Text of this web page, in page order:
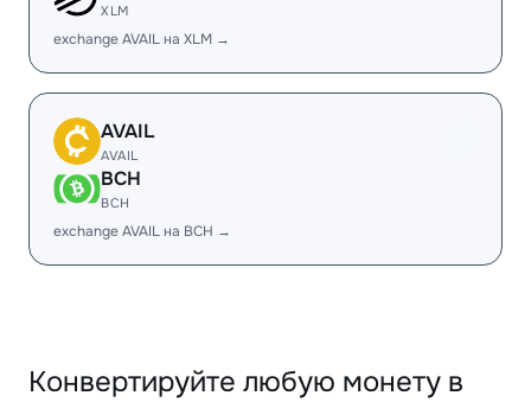
XLM
exchange AVAIL на XLM →
AVAIL
AVAIL
BCH
BCH
exchange AVAIL на BCH →
Конвертируйте любую монету в